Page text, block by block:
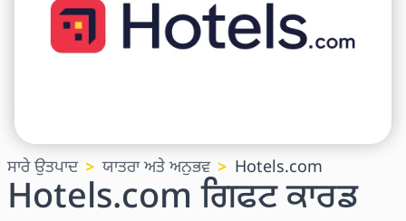
ਸਾਰੇ ਉਤਪਾਦ ਯਾਤਰਾ ਅਤੇ ਅਨੁਭਵ Hotels.com
Hotels.com ਗਿਫਟ ਕਾਰਡ